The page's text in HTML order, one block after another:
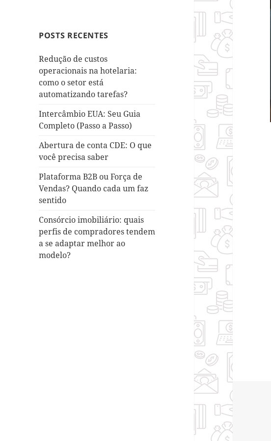
POSTS RECENTES
Redução de custos
operacionais na hotelaria:
como o setor está
automatizando tarefas?
Intercâmbio EUA: Seu Guia
Completo (Passo a Passo)
Abertura de conta CDE: O que
você precisa saber
Plataforma B2B ou Força de
Vendas? Quando cada um faz
sentido
Consórcio imobiliário: quais
perfis de compradores tendem
a se adaptar melhor ao
modelo?